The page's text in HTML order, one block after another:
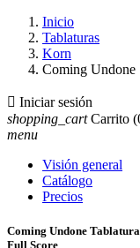
Inicio
Tablaturas
Korn
Coming Undone
 Iniciar sesión
shopping_cart Carrito
menu
Visión general
Catálogo
Precios
Coming Undone
Full Score